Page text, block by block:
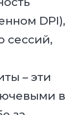
DPI),
сессий,
– эти
в